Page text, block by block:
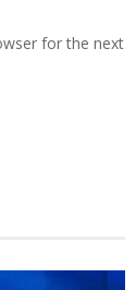
for the next